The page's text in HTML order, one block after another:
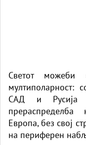
Светот
мултиполарност:
САД и Русија
Европа, без свој
на периферен